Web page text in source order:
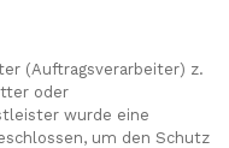
(Auftragsverarbeiter) z.
oder
wurde eine
um den Schutz